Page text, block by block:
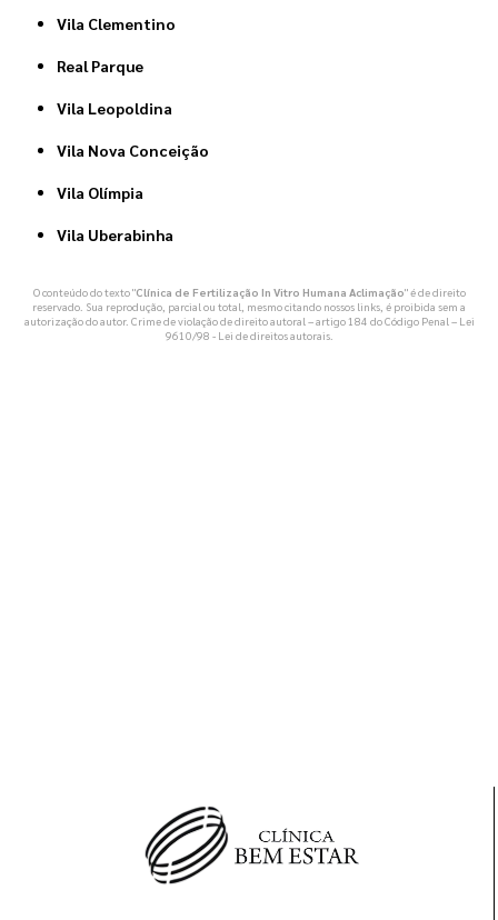
Vila Clementino
Real Parque
Vila Leopoldina
Vila Nova Conceição
Vila Olímpia
Vila Uberabinha
O conteúdo do texto "Clínica de Fertilização In Vitro Humana Aclimação" é de direito
reservado. Sua reprodução, parcial ou total, mesmo citando nossos links, é proibida sem a
autorização do autor. Crime de violação de direito autoral – artigo 184 do Código Penal – Lei
9610/98 - Lei de direitos autorais.